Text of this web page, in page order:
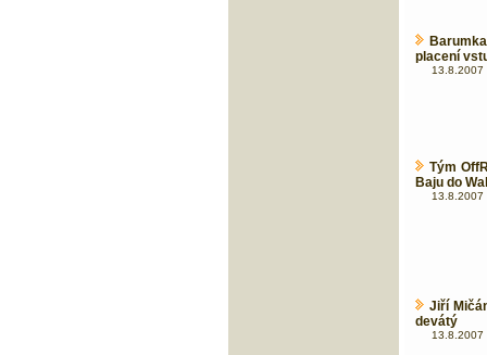
placení
13.8.2007
Tým
Baju do
13.8.2007
Jiří
devátý
13.8.2007